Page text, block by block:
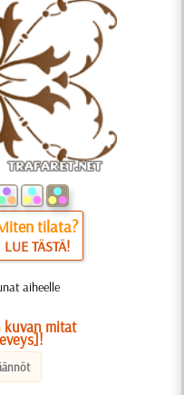
tilata?
LUE TÄSTÄ!
aiheelle
mitat